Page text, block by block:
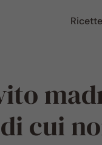
Ricette
cui